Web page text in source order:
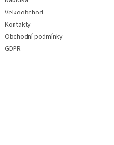
Velkoobchod
Kontakty
Obchodní podmínky
GDPR